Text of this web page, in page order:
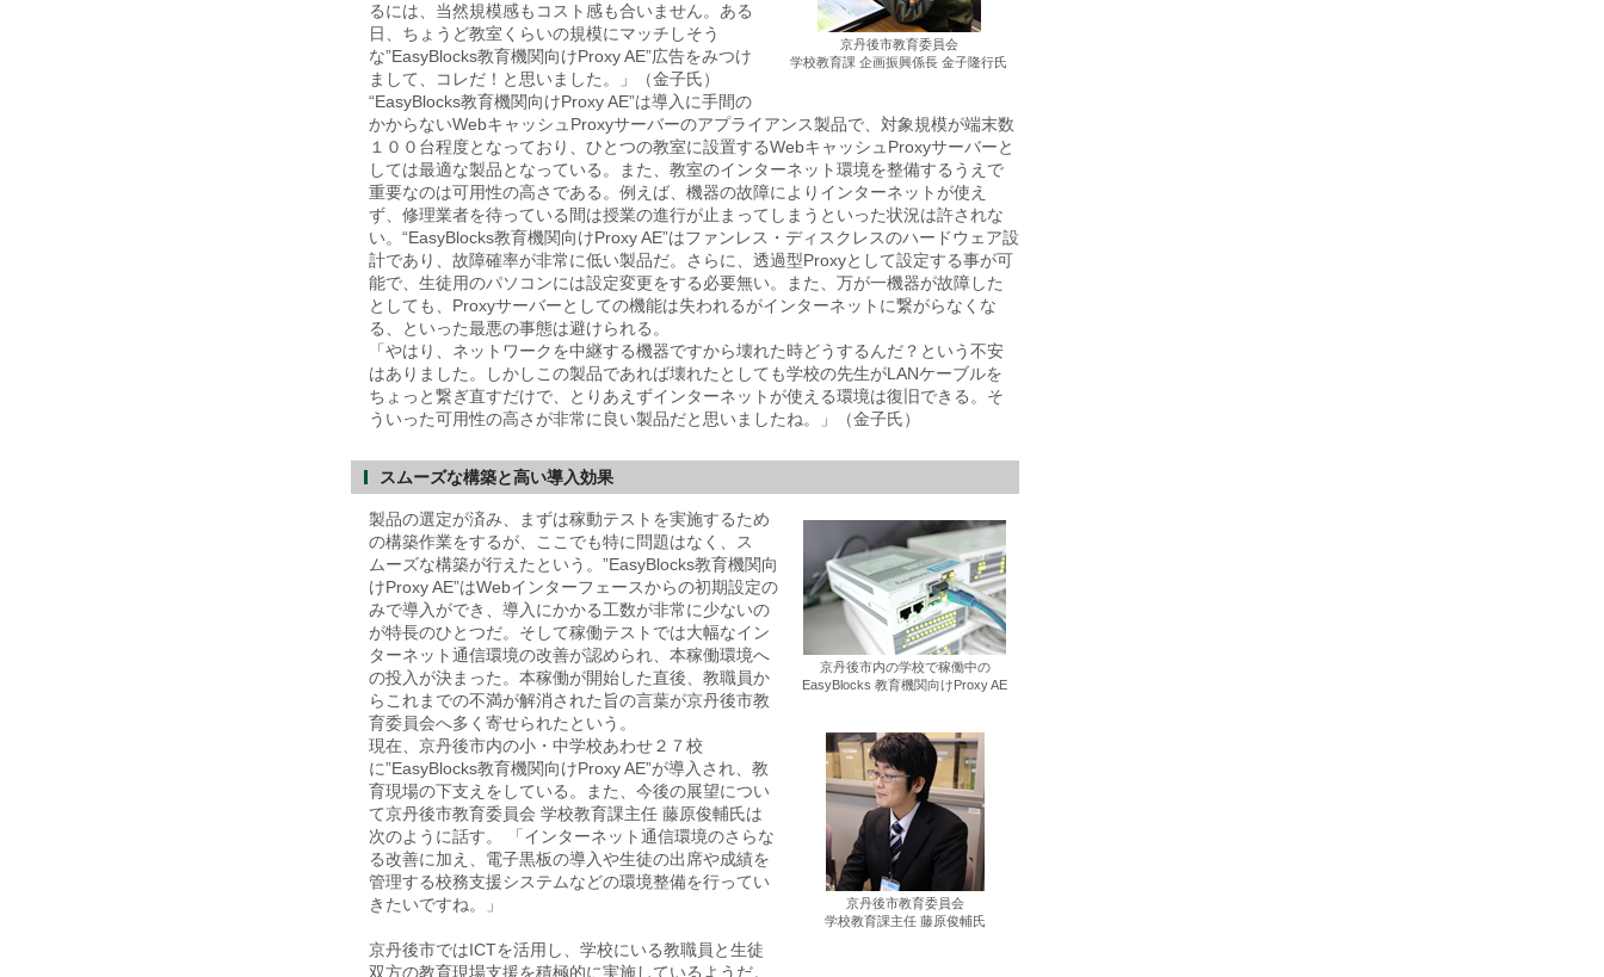
京丹後市教育委員会
学校教育課 企画振興係長 金子隆行氏
るには、当然規模感もコスト感も合いません。ある
日、ちょうど教室くらいの規模にマッチしそう
な”EasyBlocks教育機関向けProxy AE”広告をみつけ
まして、コレだ！と思いました。」（金子氏）
“EasyBlocks教育機関向けProxy AE”は導入に手間の
かからないWebキャッシュProxyサーバーのアプライアンス製品で、対象規模が端末数
１００台程度となっており、ひとつの教室に設置するWebキャッシュProxyサーバーと
しては最適な製品となっている。また、教室のインターネット環境を整備するうえで
重要なのは可用性の高さである。例えば、機器の故障によりインターネットが使え
ず、修理業者を待っている間は授業の進行が止まってしまうといった状況は許されな
い。“EasyBlocks教育機関向けProxy AE”はファンレス・ディスクレスのハードウェア設
計であり、故障確率が非常に低い製品だ。さらに、透過型Proxyとして設定する事が可
能で、生徒用のパソコンには設定変更をする必要無い。また、万が一機器が故障した
としても、Proxyサーバーとしての機能は失われるがインターネットに繋がらなくな
る、といった最悪の事態は避けられる。
「やはり、ネットワークを中継する機器ですから壊れた時どうするんだ？という不安
はありました。しかしこの製品であれば壊れたとしても学校の先生がLANケーブルを
ちょっと繋ぎ直すだけで、とりあえずインターネットが使える環境は復旧できる。そ
ういった可用性の高さが非常に良い製品だと思いましたね。」（金子氏）
スムーズな構築と高い導入効果
京丹後市内の学校で稼働中の
EasyBlocks 教育機関向けProxy AE
京丹後市教育委員会
学校教育課主任 藤原俊輔氏
製品の選定が済み、まずは稼動テストを実施するため
の構築作業をするが、ここでも特に問題はなく、ス
ムーズな構築が行えたという。”EasyBlocks教育機関向
けProxy AE”はWebインターフェースからの初期設定の
みで導入ができ、導入にかかる工数が非常に少ないの
が特長のひとつだ。そして稼働テストでは大幅なイン
ターネット通信環境の改善が認められ、本稼働環境へ
の投入が決まった。本稼働が開始した直後、教職員か
らこれまでの不満が解消された旨の言葉が京丹後市教
育委員会へ多く寄せられたという。
現在、京丹後市内の小・中学校あわせ２７校
に”EasyBlocks教育機関向けProxy AE”が導入され、教
育現場の下支えをしている。また、今後の展望につい
て京丹後市教育委員会 学校教育課主任 藤原俊輔氏は
次のように話す。 「インターネット通信環境のさらな
る改善に加え、電子黒板の導入や生徒の出席や成績を
管理する校務支援システムなどの環境整備を行ってい
きたいですね。」
京丹後市ではICTを活用し、学校にいる教職員と生徒
双方の教育現場支援を積極的に実施しているようだ。